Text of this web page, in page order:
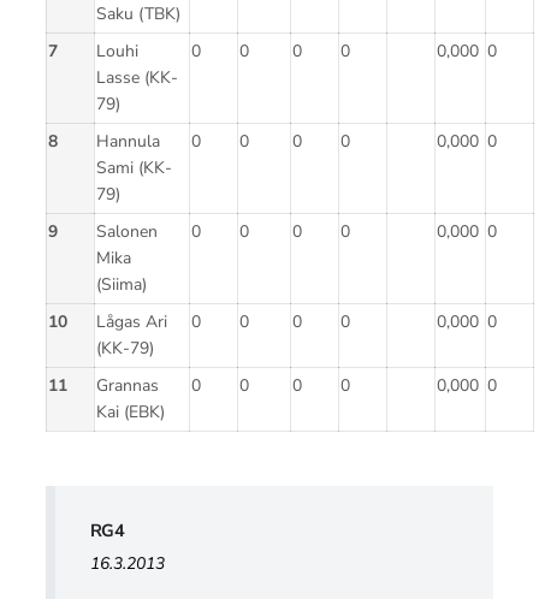
Saku (TBK)
7
Louhi
Lasse (KK-
79)
0 0 0 0 0,000 0
8
Hannula
Sami (KK-
79)
0 0 0 0 0,000 0
9
Salonen
Mika
(Siima)
0 0 0 0 0,000 0
10
Lågas Ari
(KK-79)
0 0 0 0 0,000 0
11
Grannas
Kai (EBK)
0 0 0 0 0,000 0
RG4
16.3.2013